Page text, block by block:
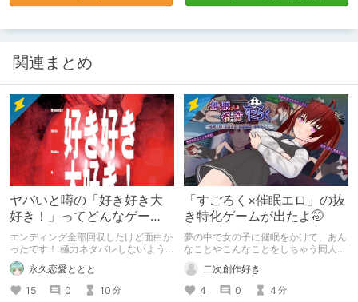
関連まとめ
ヤバいと噂の「好き好き大
好き！」ってどんなゲー
ム？
エンディング全部回収したけど面白か
ったです！ 極力ネタバレしないよう
に解説します～！
永久恋愛ととと
15
0 10 分
「すごろく×催眠エロ」の抜
き特化ゲームが出たよ🤭
夢の中で女の子に催眠をかけて、あん
なことやこんなことをしちゃう同人エ
ロゲームだよ✨️
二次創作好き
4
0 4 分